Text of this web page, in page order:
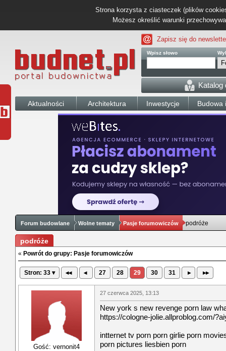
Strona korzysta z ciasteczek (plików
Możesz określić warunki
Zapisz się do
Wpisz słowo
Katalog
Aktualności Architektura Inwestycje Budowa
Forum budowlane Wolne tematy Pasje forumowiczów podróże
podróże
« Powrót do grupy: Pasje forumowiczów
Stron: 33 ▾ ◂◂ ◂ 27 28 29 30 31 ▸ ▸▸
Gość: vernonit4
27 czerwca 2025, 13:13
New york s new revenge porn law
https://cologne-jolie.allproblog.com/
intternet tv porn porn girlie porn
porn pictures liesbien porn